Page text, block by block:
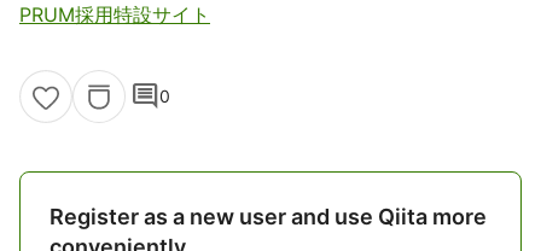
PRUM採用特設サイト
comment0
Register as a new user and use Qiita more